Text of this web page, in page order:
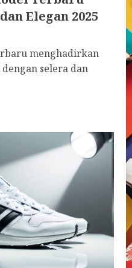
Elegan 2025
menghadirkan
selera dan